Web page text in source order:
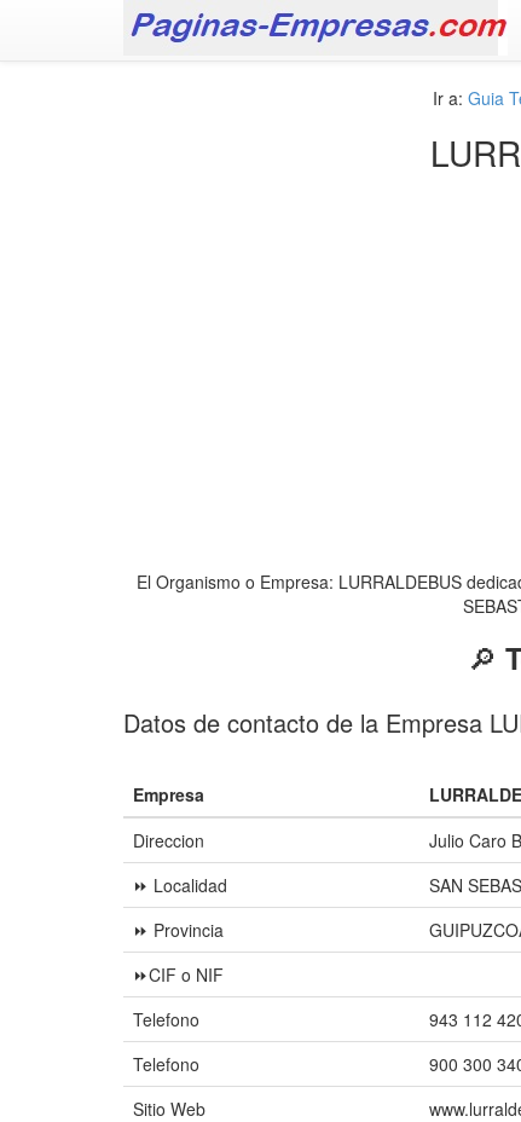
Ir a: Guia
El Organismo o Empresa: LURRALDEBUS
🔎
Datos de contacto de la Empresa
Empresa
Direccion
Julio Caro
⏩ Localidad
SAN
⏩ Provincia
⏩CIF o NIF
Telefono
943 112
Telefono
900 300
Sitio Web